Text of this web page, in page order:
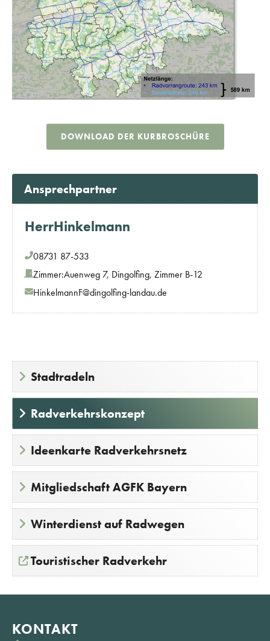
DOWNLOAD DER KURBROSCHÜRE
Ansprechpartner
HerrHinkelmann
08731 87-533
Zimmer:Auenweg 7, Dingolfing, Zimmer B-12
HinkelmannF@dingolfing-landau.de
Stadtradeln
Radverkehrskonzept
Ideenkarte Radverkehrsnetz
Mitgliedschaft AGFK Bayern
Winterdienst auf Radwegen
Touristischer Radverkehr
KONTAKT